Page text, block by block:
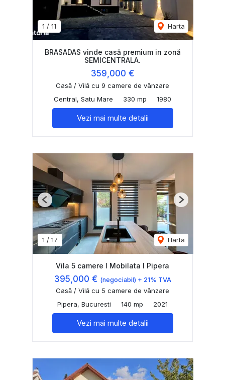
1 / 11 Harta
BRASADAS vinde casă premium in zonă
SEMICENTRALA.
359,000 €
Casă / Vilă cu 9 camere de vânzare
Central, Satu Mare
330 mp 1980
Vezi mai multe detalii
1 / 17 Harta
Previous Next
Vila 5 camere I Mobilata I Pipera
395,000 € (negociabil) + 21% TVA
Casă / Vilă cu 5 camere de vânzare
Pipera, Bucuresti
140 mp 2021
Vezi mai multe detalii